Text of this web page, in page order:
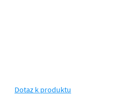
Dotaz k produktu